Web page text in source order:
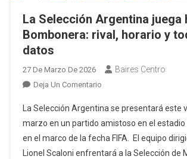
La Selección Argentina juega
Bombonera: rival, horario y
datos
27 De Marzo De 2026 Baires Centro
Deja Un ComentarioEn
Selección
Argentina
Juega
Hoy
La Selección Argentina se presentará este
marzo en un partido amistoso en el estadio
en el marco de la fecha FIFA. El equipo
Lionel Scaloni enfrentará a la Selección de